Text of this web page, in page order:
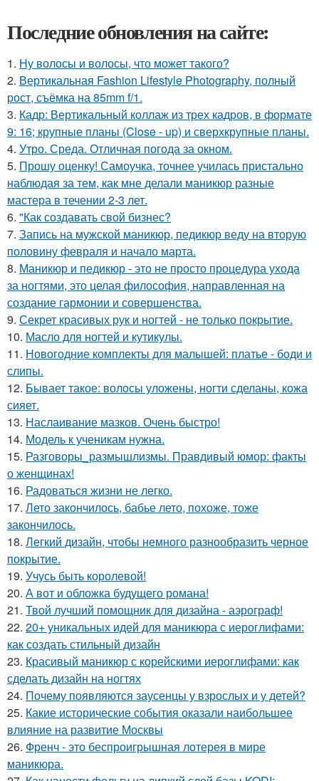
Последние обновления на сайте:
1. Ну волосы и волосы, что может такого?
2. Вертикальная Fashion Lifestyle Photography, полный
рост, съёмка на 85mm f/1.
3. Кадр: Вертикальный коллаж из трех кадров, в формате
9: 16; крупные планы (Close - up) и сверхкрупные планы.
4. Утро. Среда. Отличная погода за окном.
5. Прошу оценку! Самоучка, точнее училась пристально
наблюдая за тем, как мне делали маникюр разные
мастера в течении 2-3 лет.
6. "Как создавать свой бизнес?
7. Запись на мужской маникюр, педикюр веду на вторую
половину февраля и начало марта.
8. Маникюр и педикюр - это не просто процедура ухода
за ногтями, это целая философия, направленная на
создание гармонии и совершенства.
9. Секрет красивых рук и ногтей - не только покрытие.
10. Масло для ногтей и кутикулы.
11. Новогодние комплекты для малышей: платье - боди и
слипы.
12. Бывает такое: волосы уложены, ногти сделаны, кожа
сияет.
13. Наслаивание мазков. Очень быстро!
14. Модель к ученикам нужна.
15. Разговоры_размышлизмы. Правдивый юмор: факты
о женщинах!
16. Радоваться жизни не легко.
17. Лето закончилось, бабье лето, похоже, тоже
закончилось.
18. Легкий дизайн, чтобы немного разнообразить черное
покрытие.
19. Учусь быть королевой!
20. А вот и обложка будущего романа!
21. Твой лучший помощник для дизайна - аэрограф!
22. 20+ уникальных идей для маникюра с иероглифами:
как создать стильный дизайн
23. Красивый маникюр с корейскими иероглифами: как
сделать дизайн на ногтях
24. Почему появляются заусенцы у взрослых и у детей?
25. Какие исторические события оказали наибольшее
влияние на развитие Москвы
26. Френч - это беспроигрышная лотерея в мире
маникюра.